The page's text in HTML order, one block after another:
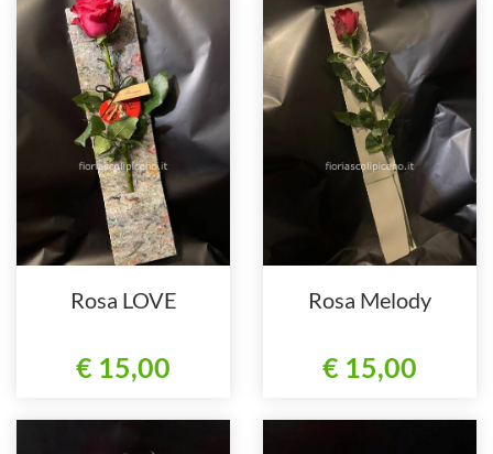
Rosa LOVE
€ 15,00
Rosa Melody
€ 15,00